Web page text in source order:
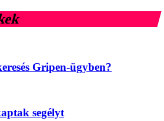
Gripen-ügyben?
segélyt